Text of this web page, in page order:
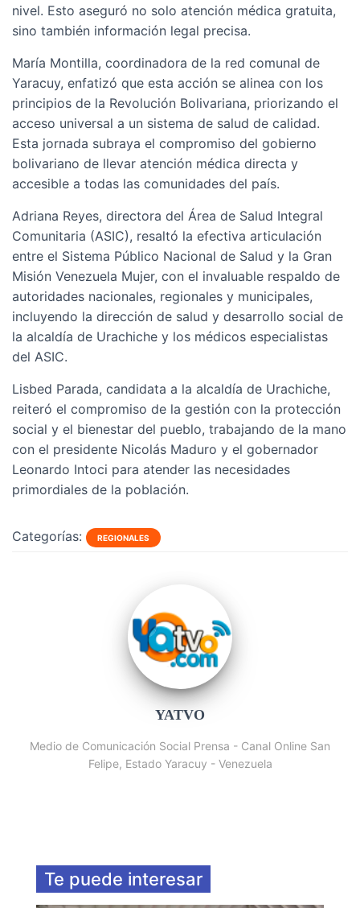
nivel. Esto aseguró no solo atención médica gratuita,
sino también información legal precisa.
María Montilla, coordinadora de la red comunal de
Yaracuy, enfatizó que esta acción se alinea con los
principios de la Revolución Bolivariana, priorizando el
acceso universal a un sistema de salud de calidad.
Esta jornada subraya el compromiso del gobierno
bolivariano de llevar atención médica directa y
accesible a todas las comunidades del país.
Adriana Reyes, directora del Área de Salud Integral
Comunitaria (ASIC), resaltó la efectiva articulación
entre el Sistema Público Nacional de Salud y la Gran
Misión Venezuela Mujer, con el invaluable respaldo de
autoridades nacionales, regionales y municipales,
incluyendo la dirección de salud y desarrollo social de
la alcaldía de Urachiche y los médicos especialistas
del ASIC.
Lisbed Parada, candidata a la alcaldía de Urachiche,
reiteró el compromiso de la gestión con la protección
social y el bienestar del pueblo, trabajando de la mano
con el presidente Nicolás Maduro y el gobernador
Leonardo Intoci para atender las necesidades
primordiales de la población.
Categorías: REGIONALES
YATVO
Medio de Comunicación Social Prensa - Canal Online San
Felipe, Estado Yaracuy - Venezuela
Te puede interesar